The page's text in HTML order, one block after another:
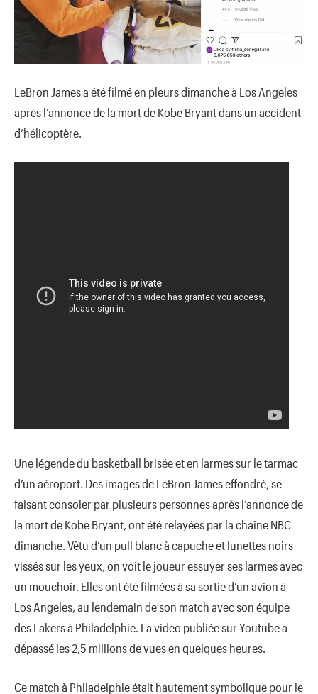
LeBron James a été filmé en pleurs dimanche à Los Angeles
après l’annonce de la mort de Kobe Bryant dans un accident
d’hélicoptère.
Une légende du basketball brisée et en larmes sur le tarmac
d’un aéroport. Des images de LeBron James effondré, se
faisant consoler par plusieurs personnes après l’annonce de
la mort de Kobe Bryant, ont été relayées par la chaîne NBC
dimanche. Vêtu d’un pull blanc à capuche et lunettes noirs
vissés sur les yeux, on voit le joueur essuyer ses larmes avec
un mouchoir. Elles ont été filmées à sa sortie d’un avion à
Los Angeles, au lendemain de son match avec son équipe
des Lakers à Philadelphie. La vidéo publiée sur Youtube a
dépassé les 2,5 millions de vues en quelques heures.
Ce match à Philadelphie était hautement symbolique pour le